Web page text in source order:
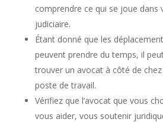
comprendre ce qui se joue dans
judiciaire.
Étant donné que les
peuvent prendre du temps, il
trouver un avocat à côté de
poste de travail.
Vérifiez que l’avocat que vous
vous aider, vous soutenir